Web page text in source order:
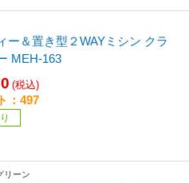
ー＆置き型２WAYミシン クラ
MEH-163
(税込)
：497
リーン